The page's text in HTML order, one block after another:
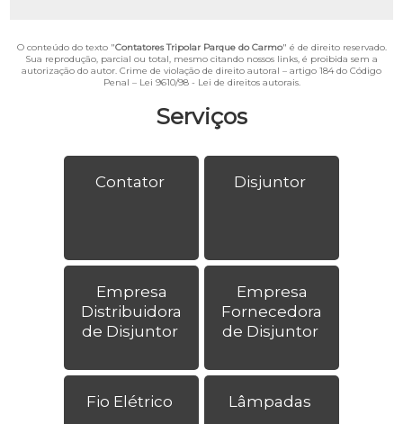
Serviços
Contator Disjuntor
Empresa
Distribuidora
de Disjuntor
Empresa
Fornecedora
de Disjuntor
Fio Elétrico Lâmpadas
O conteúdo do texto "Contatores Tripolar Parque do Carmo" é de direito reservado.
Sua reprodução, parcial ou total, mesmo citando nossos links, é proibida sem a
autorização do autor. Crime de violação de direito autoral – artigo 184 do Código
Penal – Lei 9610/98 - Lei de direitos autorais.